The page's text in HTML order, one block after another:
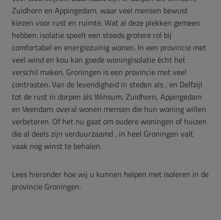
Zuidhorn en Appingedam, waar veel mensen bewust
kiezen voor rust en ruimte. Wat al deze plekken gemeen
hebben: isolatie speelt een steeds grotere rol bij
comfortabel en energiezuinig wonen. In een provincie met
veel wind en kou kan goede woningisolatie écht het
verschil maken. Groningen is een provincie met veel
contrasten. Van de levendigheid in steden als , en Delfzijl
tot de rust in dorpen als Winsum, Zuidhorn, Appingedam
en Veendam: overal wonen mensen die hun woning willen
verbeteren. Of het nu gaat om oudere woningen of huizen
die al deels zijn verduurzaamd , in heel Groningen valt
vaak nog winst te behalen.
Lees hieronder hoe wij u kunnen helpen met isoleren in de
provincie Groningen.